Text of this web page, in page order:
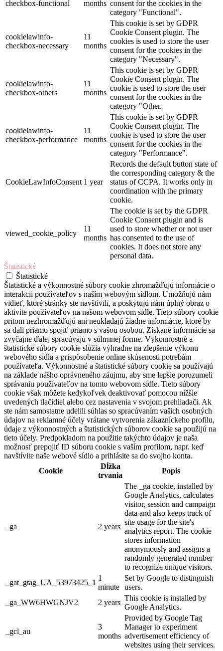
checkbox-functional months consent for the cookies in the
category "Functional".
cookielawinfo-
checkbox-necessary
11
months
This cookie is set by GDPR
Cookie Consent plugin. The
cookies is used to store the user
consent for the cookies in the
category "Necessary".
cookielawinfo-
checkbox-others
11
months
This cookie is set by GDPR
Cookie Consent plugin. The
cookie is used to store the user
consent for the cookies in the
category "Other.
cookielawinfo-
checkbox-performance
11
months
This cookie is set by GDPR
Cookie Consent plugin. The
cookie is used to store the user
consent for the cookies in the
category "Performance".
CookieLawInfoConsent 1 year
Records the default button state of
the corresponding category & the
status of CCPA. It works only in
coordination with the primary
cookie.
viewed_cookie_policy
11
months
The cookie is set by the GDPR
Cookie Consent plugin and is
used to store whether or not user
has consented to the use of
cookies. It does not store any
personal data.
Štatistické
Štatistické
Štatistické a výkonnostné súbory cookie zhromažďujú informácie o
interakcii používateľov s naším webovým sídlom. Umožňujú nám
vidieť, ktoré stránky ste navštívili, a poskytujú nám úplný obraz o
aktivite používateľov na našom webovom sídle. Tieto súbory cookie
pritom nezhromažďujú ani neukladajú žiadne informácie, ktoré by
sa dali priamo spojiť priamo s vašou osobou. Získané informácie sa
zvyčajne ďalej spracúvajú v súhrnnej forme. Výkonnostné a
štatistické súbory cookie slúžia výhradne na zlepšenie výkonu
webového sídla a prispôsobenie online skúsenosti potrebám
používateľa. Výkonnostné a štatistické súbory cookie sa používajú
na základe nášho oprávneného záujmu, aby sme lepšie porozumeli
správaniu používateľov na tomto webovom sídle. Tieto súbory
cookie však môžete kedykoľvek deaktivovať pomocou nižšie
uvedených tlačidiel alebo cez nastavenia v svojom prehliadači. Ak
ste nám samostatne udelili súhlas so spracúvaním vašich osobných
údajov na reklamné účely vrátane vytvorenia zákazníckeho profilu,
údaje z výkonnostných a štatistických súborov cookie sa použijú na
tieto účely. Predpokladom na použitie takýchto údajov je naša
možnosť prepojiť ID súboru cookie s vaším profilom, napr. keď
navštívite naše webové sídlo a prihlásite sa do svojho konta.
Cookie
Dĺžka
trvania
Popis
_ga 2 years
The _ga cookie, installed by
Google Analytics, calculates
visitor, session and campaign
data and also keeps track of
site usage for the site's
analytics report. The cookie
stores information
anonymously and assigns a
randomly generated number
to recognize unique visitors.
_gat_gtag_UA_53973425_1
1
minute
Set by Google to distinguish
users.
_ga_WW6HWGNJV2
2 years
This cookie is installed by
Google Analytics.
_gcl_au
3
months
Provided by Google Tag
Manager to experiment
advertisement efficiency of
websites using their services.